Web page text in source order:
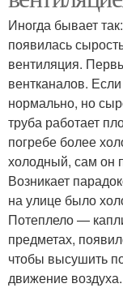
Иногда бывает
появилась
вентиляция.
вентканалов.
нормально, но
труба работает
погребе более
холодный, сам он
Возникает
на улице было
Потеплело —
предметах,
чтобы высушить
движение